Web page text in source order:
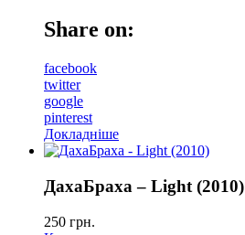
Share on:
facebook
twitter
google
pinterest
Докладніше
ДахаБраха – Light (2010)
250 грн.